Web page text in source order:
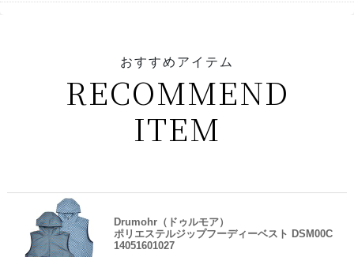
おすすめアイテム
RECOMMEND
ITEM
Drumohr（ドゥルモア）
ポリエステルジップフーディーベスト DSM00C
14051601027